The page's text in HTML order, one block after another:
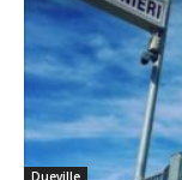
Dueville